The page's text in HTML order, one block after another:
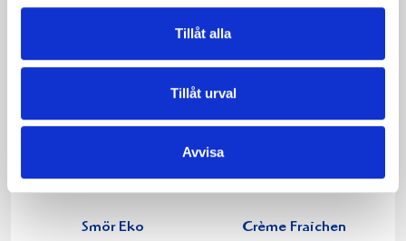
Tillåt alla
Tillåt urval
Avvisa
Smör Eko
Crème Fraichen